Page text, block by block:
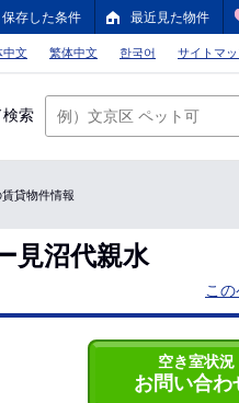
保存した条件 最近見た物件
中文 繁体中文 한국어 サイトマ
検索
貸物件情報
見沼代親水
こ
空き室状況
お問い合わ